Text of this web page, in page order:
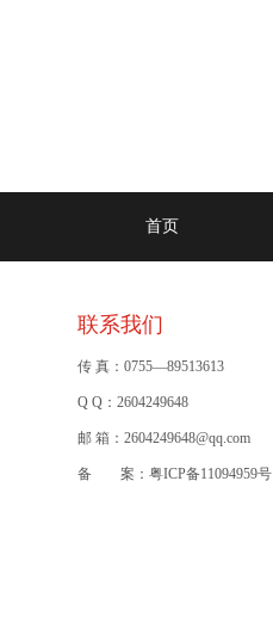
首页
联系我们
传 真：0755—89513613
Q Q：2604249648
邮 箱：2604249648@qq.com
备 案： 粤ICP备11094959号